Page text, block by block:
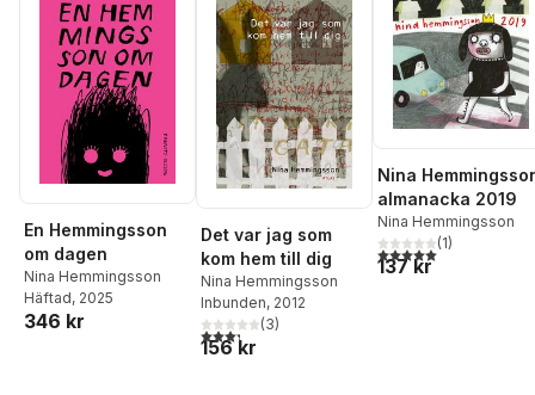
En Hemmingsson
om dagen
Nina Hemmingsson
Häftad, 2025
346 kr
Det var jag som
kom hem till dig
Nina Hemmingsson
Inbunden, 2012
3,3utav 5 stjärnor. Totalt antal röster:
(3)
156 kr
Nina
almanacka 2019
Nina Hemmingsson
5,0utav 5 stjärnor.
(1)
137 kr